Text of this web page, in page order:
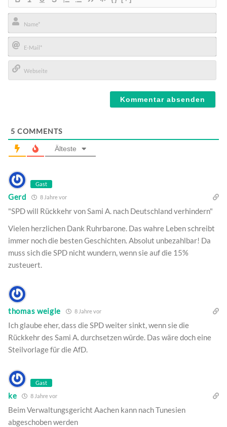
Name*
E-
Mail*
5 COMMENTS
Älteste
Gast
Gerd 8 Jahre vor
"SPD will Rückkehr von Sami A. nach Deutschland verhindern"
Vielen herzlichen Dank Ruhrbarone. Das wahre Leben schreibt
immer noch die besten Geschichten. Absolut unbezahlbar! Da
muss sich die SPD nicht wundern, wenn sie auf die 15%
zusteuert.
thomas weigle 8 Jahre vor
Ich glaube eher, dass die SPD weiter sinkt, wenn sie die
Rückkehr des Sami A. durchsetzen würde. Das wäre doch eine
Steilvorlage für die AfD.
Gast
ke 8 Jahre vor
Beim Verwaltungsgericht Aachen kann nach Tunesien
abgeschoben werden